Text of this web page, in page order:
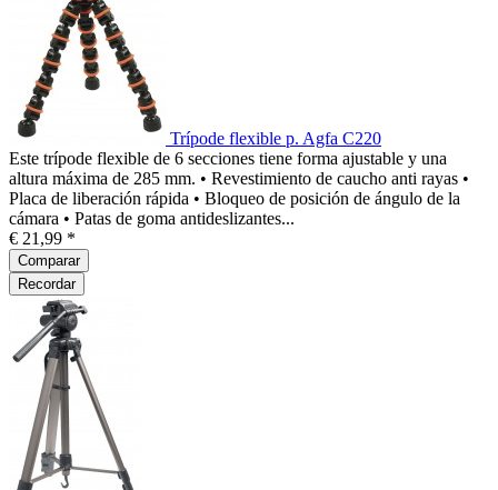
Trípode flexible p. Agfa C220
Este trípode flexible de 6 secciones tiene forma ajustable y una
altura máxima de 285 mm. • Revestimiento de caucho anti rayas •
Placa de liberación rápida • Bloqueo de posición de ángulo de la
cámara • Patas de goma antideslizantes...
€ 21,99 *
Comparar
Recordar